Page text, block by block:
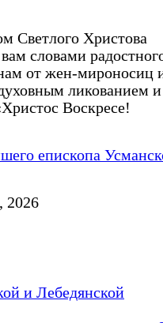
Светлого Христова
словами
от жен-мироносиц
ликованием
Воскресе!
епископа
2026